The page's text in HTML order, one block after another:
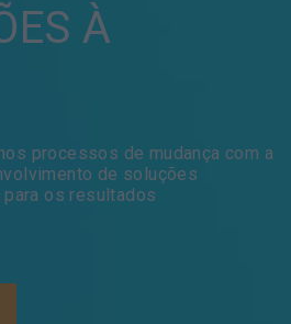
À
processos de mudança com a
de soluções
para os resultados